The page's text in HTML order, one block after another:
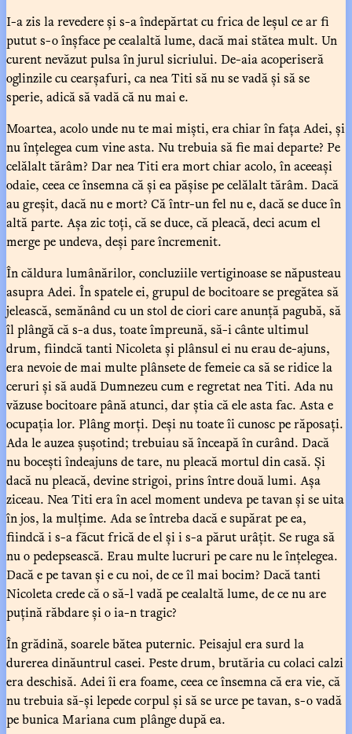
I-a zis la revedere și s-a îndepărtat cu frica de leșul ce ar fi
putut s-o înșface pe cealaltă lume, dacă mai stătea mult. Un
curent nevăzut pulsa în jurul sicriului. De-aia acoperiseră
oglinzile cu cearșafuri, ca nea Titi să nu se vadă și să se
sperie, adică să vadă că nu mai e.
Moartea, acolo unde nu te mai miști, era chiar în fața Adei, și
nu înțelegea cum vine asta. Nu trebuia să fie mai departe? Pe
celălalt tărâm? Dar nea Titi era mort chiar acolo, în aceeași
odaie, ceea ce însemna că și ea pășise pe celălalt tărâm. Dacă
au greșit, dacă nu e mort? Că într-un fel nu e, dacă se duce în
altă parte. Așa zic toți, că se duce, că pleacă, deci acum el
merge pe undeva, deși pare încremenit.
În căldura lumânărilor, concluziile vertiginoase se năpusteau
asupra Adei. În spatele ei, grupul de bocitoare se pregătea să
jelească, semănând cu un stol de ciori care anunță pagubă, să
îl plângă că s-a dus, toate împreună, să-i cânte ultimul
drum, fiindcă tanti Nicoleta și plânsul ei nu erau de-ajuns,
era nevoie de mai multe plânsete de femeie ca să se ridice la
ceruri și să audă Dumnezeu cum e regretat nea Titi. Ada nu
văzuse bocitoare până atunci, dar știa că ele asta fac. Asta e
ocupația lor. Plâng morți. Deși nu toate îi cunosc pe răposați.
Ada le auzea șușotind; trebuiau să înceapă în curând. Dacă
nu bocești îndeajuns de tare, nu pleacă mortul din casă. Și
dacă nu pleacă, devine strigoi, prins între două lumi. Așa
ziceau. Nea Titi era în acel moment undeva pe tavan și se uita
în jos, la mulțime. Ada se întreba dacă e supărat pe ea,
fiindcă i s-a făcut frică de el și i s-a părut urâțit. Se ruga să
nu o pedepsească. Erau multe lucruri pe care nu le înțelegea.
Dacă e pe tavan și e cu noi, de ce îl mai bocim? Dacă tanti
Nicoleta crede că o să-l vadă pe cealaltă lume, de ce nu are
puțină răbdare și o ia-n tragic?
În grădină, soarele bătea puternic. Peisajul era surd la
durerea dinăuntrul casei. Peste drum, brutăria cu colaci calzi
era deschisă. Adei îi era foame, ceea ce însemna că era vie, că
nu trebuia să-și lepede corpul și să se urce pe tavan, s-o vadă
pe bunica Mariana cum plânge după ea.